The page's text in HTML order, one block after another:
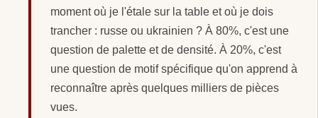
moment où je l'étale sur la table et où je dois
trancher : russe ou ukrainien ? À 80%, c'est une
question de palette et de densité. À 20%, c'est
une question de motif spécifique qu'on apprend à
reconnaître après quelques milliers de pièces
vues.